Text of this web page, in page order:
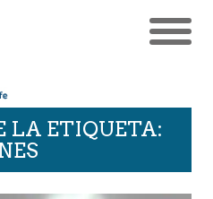
LA ETIQUETA: